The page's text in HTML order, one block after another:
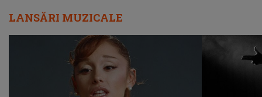
LANSĂRI MUZICALE